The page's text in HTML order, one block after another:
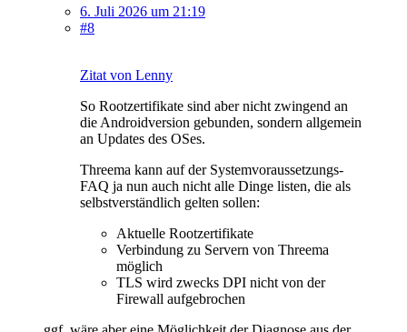
6. Juli 2026 um 21:19
#8
Zitat von Lenny
So Rootzertifikate sind aber nicht zwingend an
die Androidversion gebunden, sondern allgemein
an Updates des OSes.
Threema kann auf der Systemvoraussetzungs-
FAQ ja nun auch nicht alle Dinge listen, die als
selbstverständlich gelten sollen:
Aktuelle Rootzertifikate
Verbindung zu Servern von Threema
möglich
TLS wird zwecks DPI nicht von der
Firewall aufgebrochen